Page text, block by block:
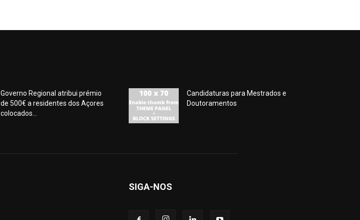
Governo Regional atribui prémio
de 500€ a residentes dos Açores
colocados...
Candidaturas para Mestrados e
Doutoramentos
SIGA-NOS